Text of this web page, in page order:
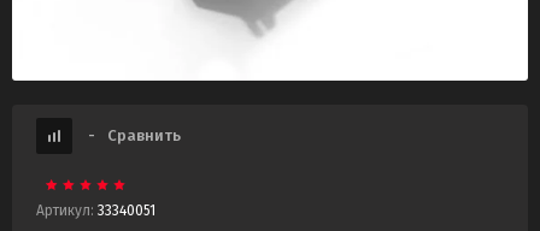
- Сравнить
Артикул: 33340051